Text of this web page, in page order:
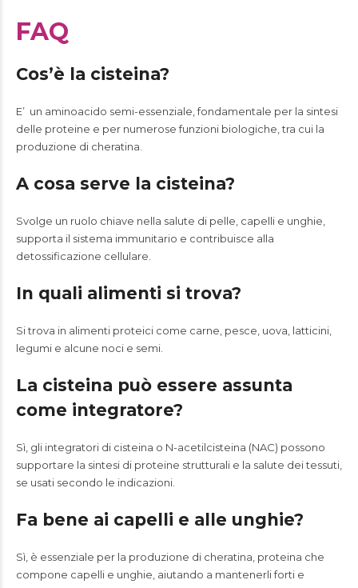
FAQ
Cos’è la cisteina?
E’ un aminoacido semi-essenziale, fondamentale per la sintesi
delle proteine e per numerose funzioni biologiche, tra cui la
produzione di cheratina.
A cosa serve la cisteina?
Svolge un ruolo chiave nella salute di pelle, capelli e unghie,
supporta il sistema immunitario e contribuisce alla
detossificazione cellulare.
In quali alimenti si trova?
Si trova in alimenti proteici come carne, pesce, uova, latticini,
legumi e alcune noci e semi.
La cisteina può essere assunta
come integratore?
Sì, gli integratori di cisteina o N-acetilcisteina (NAC) possono
supportare la sintesi di proteine strutturali e la salute dei tessuti,
se usati secondo le indicazioni.
Fa bene ai capelli e alle unghie?
Sì, è essenziale per la produzione di cheratina, proteina che
compone capelli e unghie, aiutando a mantenerli forti e